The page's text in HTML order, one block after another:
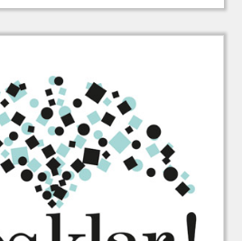
hinzugefügt.